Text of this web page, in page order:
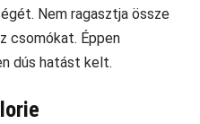
Nem ragasztja össze
csomókat. Éppen
dús hatást kelt.